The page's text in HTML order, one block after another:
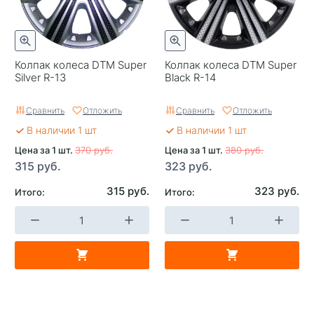
Колпак колеса DTM Super
Silver R-13
Сравнить Отложить
В наличии 1 шт
Цена за 1 шт. 370 руб.
315 руб.
Итого: 315 руб.
Колпак колеса DTM Super
Black R-14
Сравнить Отложить
В наличии 1 шт
Цена за 1 шт. 380 руб.
323 руб.
Итого: 323 руб.